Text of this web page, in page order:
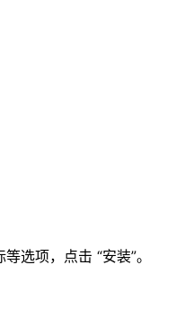
选项，点击 “安装”。​